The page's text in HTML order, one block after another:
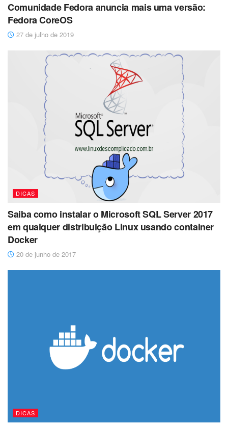
Comunidade Fedora anuncia mais uma versão:
Fedora CoreOS
27 de julho de 2019
DICAS
Saiba como instalar o Microsoft SQL Server 2017
em qualquer distribuição Linux usando container
Docker
20 de junho de 2017
DICAS